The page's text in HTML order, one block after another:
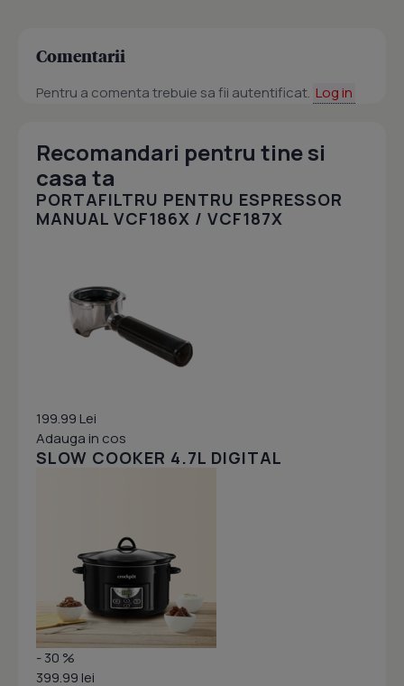
Comentarii
Pentru a comenta trebuie sa fii autentificat. Log in
Recomandari pentru tine si
casa ta
PORTAFILTRU PENTRU ESPRESSOR
MANUAL VCF186X / VCF187X
199.99 Lei
Adauga in cos
SLOW COOKER 4.7L DIGITAL
- 30 %
399.99 lei